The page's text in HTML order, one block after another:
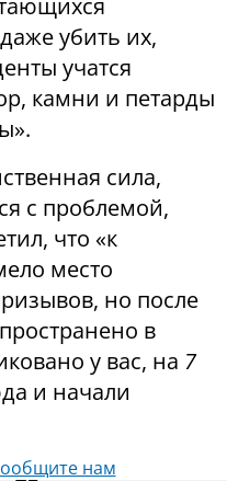
убить их,
учатся
камни и петарды
сила,
с проблемой,
что «к
место
но после
в
у вас, на 7
и начали
нам